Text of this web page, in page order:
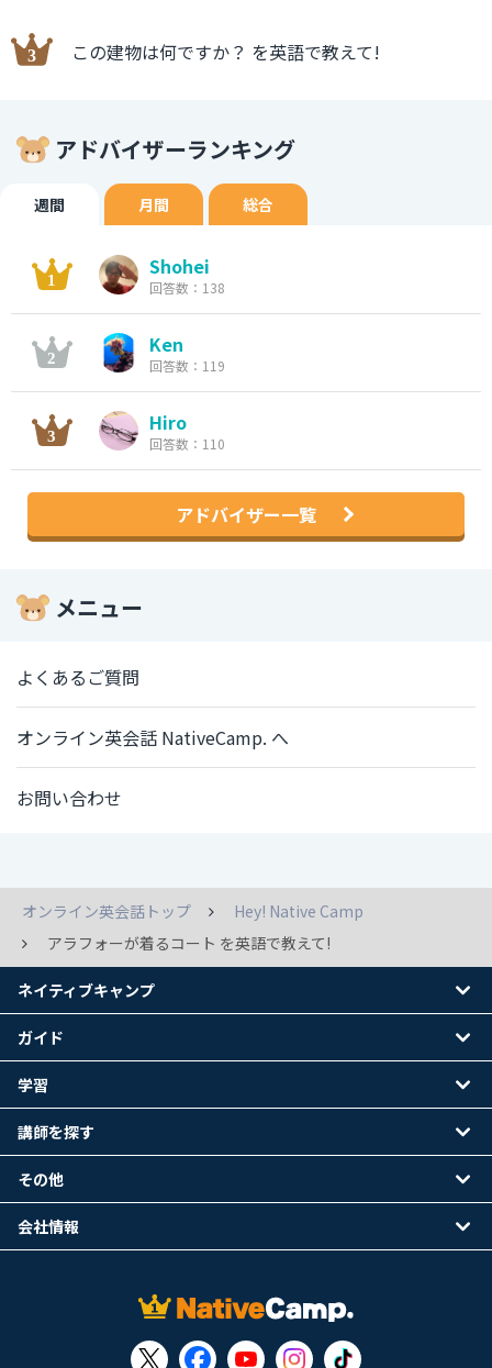
この建物は何ですか？ を英語で教えて!
アドバイザーランキング
週間 月間 総合
Shohei
回答数：138
Ken
回答数：119
Hiro
回答数：110
アドバイザー一覧
メニュー
よくあるご質問
オンライン英会話 NativeCamp. へ
お問い合わせ
オンライン英会話トップ
Hey! Native Camp
アラフォーが着るコート を英語で教えて!
ネイティブキャンプ
ガイド
学習
講師を探す
その他
会社情報